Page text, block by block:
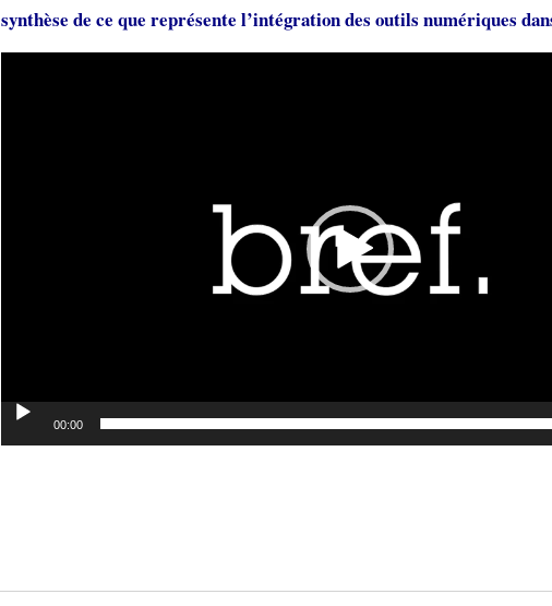
synthèse de ce que représente l’intégration des outils numériques
00:00